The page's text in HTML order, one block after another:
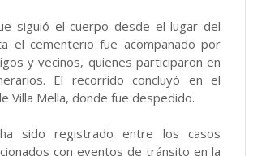
siguió el cuerpo desde el lugar del
el cementerio fue acompañado por
y vecinos, quienes participaron en
El recorrido concluyó en el
Villa Mella, donde fue despedido.
sido registrado entre los casos
con eventos de tránsito en la